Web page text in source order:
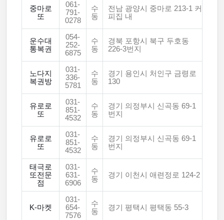
중마로
또
061-
791-
0278
수
동
전남 광양시 중마로 213-1 커
피집 내
운수대
통복권
054-
252-
6875
수
동
경북 포항시 북구 두호동
226-3번지
노다지
복권방
031-
336-
5781
수
동
경기 용인시 처인구 금령로
130
유로로
또
031-
851-
4532
수
동
경기 의정부시 신곡동 69-1
번지
유로로
또
031-
851-
4532
수
동
경기 의정부시 신곡동 69-1
번지
태극로
또전문
점
031-
631-
6906
수
동
경기 이천시 애련정로 124-2
K-마켓
031-
654-
7576
수
동
경기 평택시 평택동 55-3